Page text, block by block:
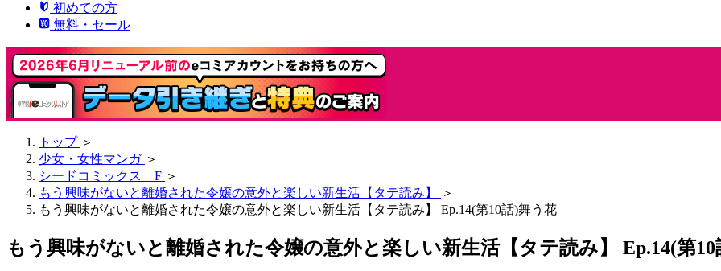
初めての方
無料・セール
トップ ＞
少女・女性マンガ ＞
シードコミックス F ＞
もう興味がないと離婚された令嬢の意外と楽しい新生活【タテ読み】
＞
もう興味がないと離婚された令嬢の意外と楽しい新生活【タテ読み】 Ep.14(第10話)舞う花
もう興味がないと離婚された令嬢の意外と楽しい新生活【タテ読み】 Ep.14(第